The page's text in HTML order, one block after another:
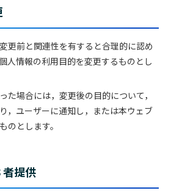
更前と関連性を有すると合理的に認め
人情報の利用目的を変更するものとし
た場合には，変更後の目的について，
，ユーザーに通知し，または本ウェブ
のとします。
者提供